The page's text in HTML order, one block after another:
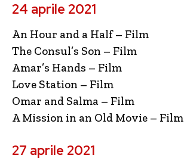
24 aprile 2021
An Hour and a Half – Film
The Consul’s Son – Film
Amar’s Hands – Film
Love Station – Film
Omar and Salma – Film
A Mission in an Old Movie – Film
27 aprile 2021